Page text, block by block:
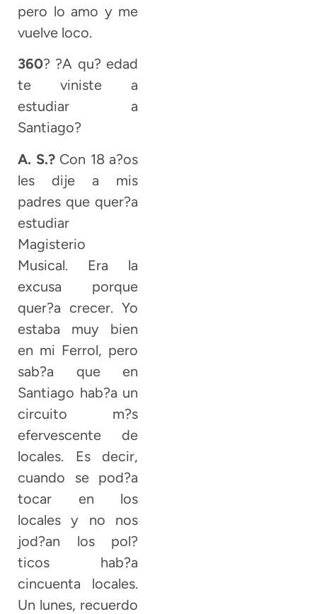
pero lo amo y me
vuelve loco.
360? ?A qu? edad
te viniste a
estudiar a
Santiago?
A. S.?Con 18 a?os
les dije a mis
padres que quer?a
estudiar
Magisterio
Musical. Era la
excusa porque
quer?a crecer. Yo
estaba muy bien
en mi Ferrol, pero
sab?a que en
Santiago hab?a un
circuito m?s
efervescente de
locales. Es decir,
cuando se pod?a
tocar en los
locales y no nos
jod?an los pol?
ticos hab?a
cincuenta locales.
Un lunes, recuerdo